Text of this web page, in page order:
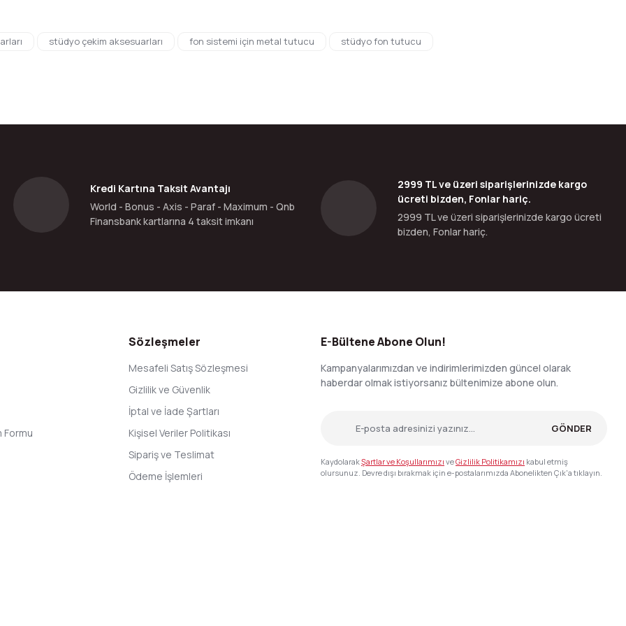
yetersiz gördüğünüz noktaları öneri formunu kullanarak tarafımıza iletebilirsiniz.
stüdyo çekim aksesuarları fon sistemi için metal tutucu
stüdyo fon tutucu
Kredi Kartına Taksit Avantajı
World - Bonus - Axis - Paraf - Maximum - Qnb
Finansbank kartlarına 4 taksit imkanı
2999 TL ve üzeri siparişlerinizde kargo
ücreti bizden, Fonlar hariç.
2999 TL ve üzeri siparişlerinizde kargo ücreti
bizden, Fonlar hariç.
Formu
Sözleşmeler
Mesafeli Satış Sözleşmesi
Gizlilik ve Güvenlik
İptal ve İade Şartları
Kişisel Veriler Politikası
Sipariş ve Teslimat
Ödeme İşlemleri
E-Bültene Abone Olun!
Kampanyalarımızdan ve indirimlerimizden güncel olarak
haberdar olmak istiyorsanız bültenimize abone olun.
GÖNDER
KaydolarakŞartlar ve Koşullarımızı veGizlilik Politikamızı kabul etmiş
olursunuz. Devre dışı bırakmak için e-postalarımızda Abonelikten Çık'a tıklayın.